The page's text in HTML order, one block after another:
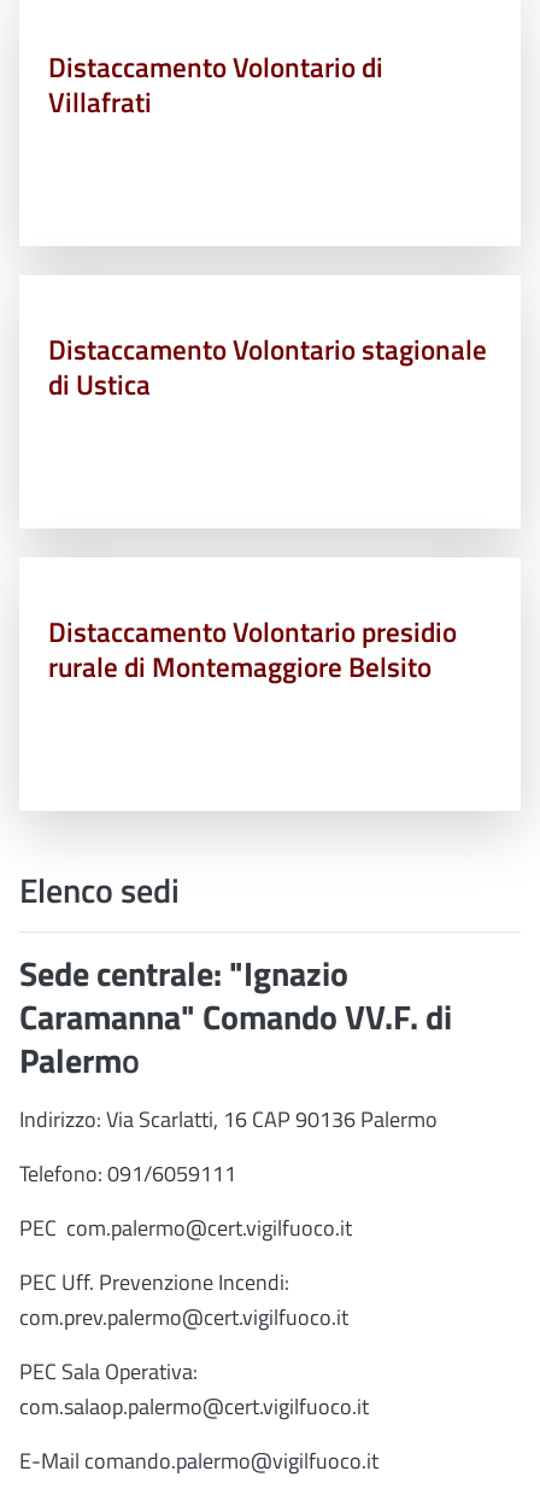
Distaccamento Volontario di
Villafrati
Distaccamento Volontario stagionale
di Ustica
Distaccamento Volontario presidio
rurale di Montemaggiore Belsito
Elenco sedi
Sede centrale: "Ignazio
Caramanna" Comando VV.F. di
Palermo
Indirizzo: Via Scarlatti, 16 CAP 90136 Palermo
Telefono: 091/6059111
PEC com.palermo@cert.vigilfuoco.it
PEC Uff. Prevenzione Incendi:
com.prev.palermo@cert.vigilfuoco.it
PEC Sala Operativa:
com.salaop.palermo@cert.vigilfuoco.it
E-Mail comando.palermo@vigilfuoco.it